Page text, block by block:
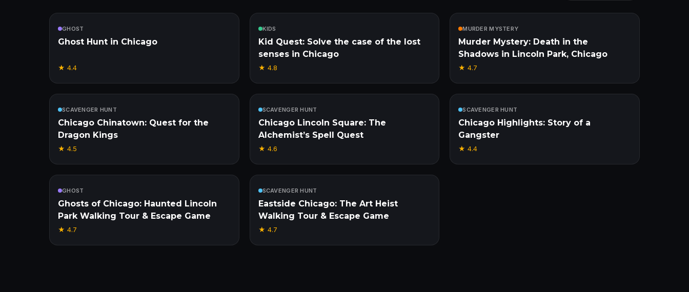
GHOST
Ghost Hunt in Chicago
★ 4.4
KIDS
Kid Quest: Solve the case of the lost
senses in Chicago
★ 4.8
MURDER MYSTERY
Murder Mystery: Death in the
Shadows in Lincoln Park, Chicago
★4.7
SCAVENGER HUNT
Chicago Chinatown: Quest for the
Dragon Kings
★ 4.5
SCAVENGER HUNT
Chicago Lincoln Square: The
Alchemist’s Spell Quest
★ 4.6
SCAVENGER HUNT
Chicago Highlights: Story of a
Gangster
★4.4
GHOST
Ghosts of Chicago: Haunted Lincoln
Park Walking Tour & Escape Game
★ 4.7
SCAVENGER HUNT
Eastside Chicago: The Art Heist
Walking Tour & Escape Game
★ 4.7